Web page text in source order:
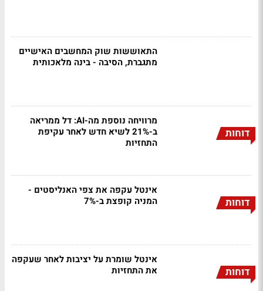
התאוששות שוק המחשבים האישיים
מתגברת, הסיבה - בינה מלאכותית
דוחות
מרוויחה נוספת מה-AI: דל ממריאה
ב-21% לשיא חדש לאחר עקיפת
התחזיות
דוחות
אינטל עקפה את צפי האנליסטים -
המניה קופצת ב-7%
דוחות
אינטל שומרת על יציבות לאחר שעקפה
את התחזיות